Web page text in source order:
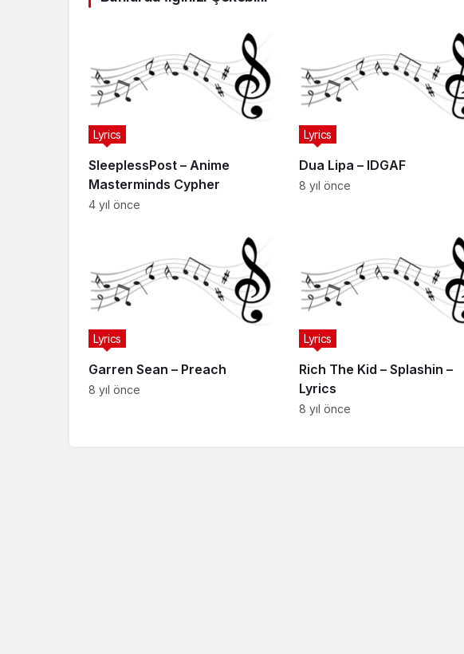
SleeplessPost – Anime
Masterminds Cypher
Lyrics
4 yıl önce
Dua Lipa – IDGAF
Lyrics
8 yıl önce
Garren Sean – Preach
Lyrics
8 yıl önce
Rich The Kid – Splashin –
Lyrics
Lyrics
8 yıl önce